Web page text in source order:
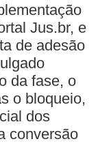
Jus.br, e
de adesão
da fase, o
o bloqueio,
dos
conversão